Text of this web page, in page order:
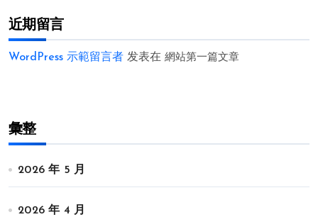
近期留言
WordPress 示範留言者 发表在 網站第一篇文章
彙整
2026 年 5 月
2026 年 4 月